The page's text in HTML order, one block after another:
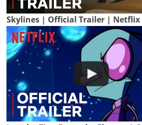
Skylines | Official Trailer | Netflix